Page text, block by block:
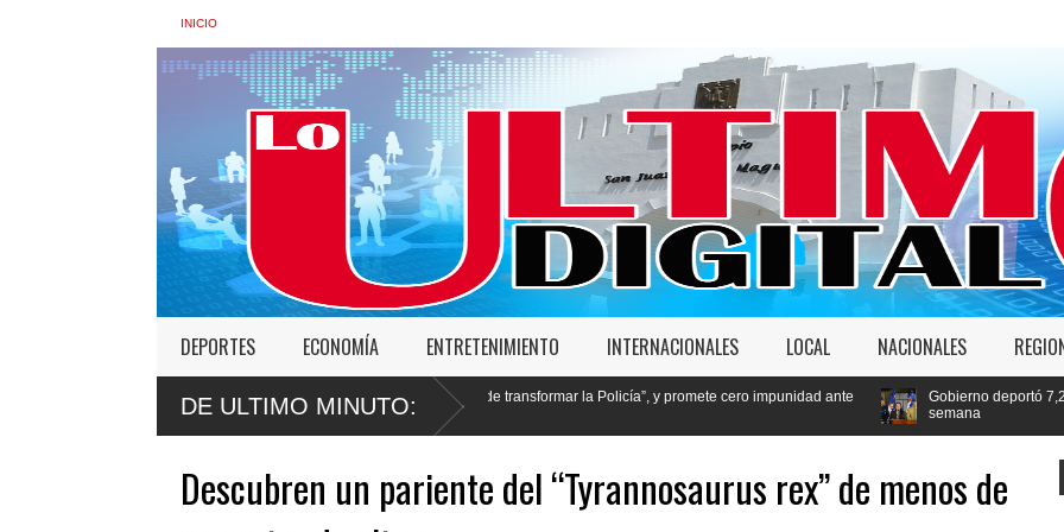
INICIO
DEPORTES ECONOMÍA ENTRETENIMIENTO INTERNACIONALES LOCAL NACIONALES
DE ULTIMO MINUTO:
de Interior: “No vamos a desistir en nuestro empeño de transformar la Policía”, y promete cero impunidad ante
Gobierno deportó 7,237 extranjeros
Descubren un pariente del “Tyrannosaurus rex” de menos de